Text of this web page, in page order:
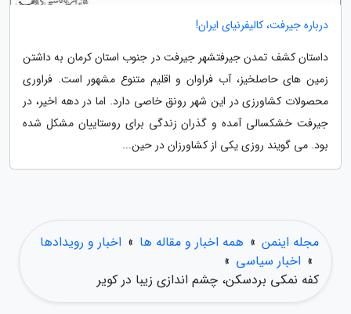
درباره جیرفت، کالیفرنیای ایران!
داستان کشف تمدن جیرفتشهر جیرفت در جنوب استان کرمان به داشتن
زمین های حاصلخیز، آب فراوان و اقلیم متنوع مشهور است. فراوری
محصولات کشاورزی در این شهر رونق خاصی دارد. اما در دهه اخیر، در
جیرفت خشکسالی آمده و گذران زندگی برای روستاییان مشکل شده
بود. می گویند روزی یکی از کشاورزان در حین...
مجله اینمن » همه اخبار و مقاله ها » اخبار و رویدادها
» اخبار سیاسی »
کفه نمکی بردسکن، چشم اندازی زیبا در کویر